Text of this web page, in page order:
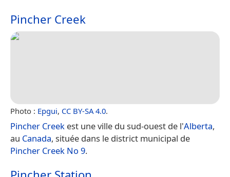
Pincher Creek
Photo : Epgui, CC BY-SA 4.0.
Pincher Creek est une ville du sud-ouest de l'Alberta,
au Canada, située dans le district municipal de
Pincher Creek No 9.